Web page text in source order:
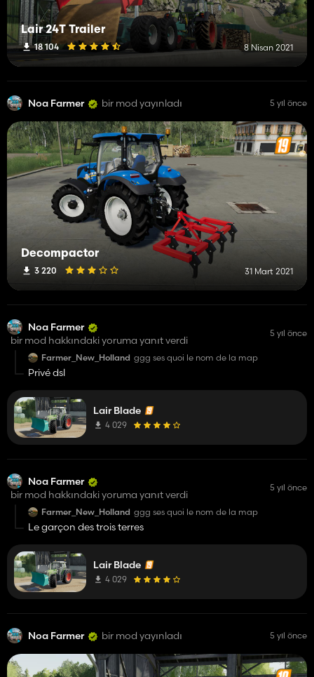
Lair 24T Trailer
18 104 8 Nisan 2021
Noa Farmer bir mod yayınladı 5 yıl önce
Decompactor
3 220 31 Mart 2021
Noa Farmer
bir mod hakkındaki yoruma yanıt verdi
5 yıl önce
Farmer_New_Holland ggg ses quoi le nom de la map
Privé dsl
Lair Blade
4 029
Noa Farmer
bir mod hakkındaki yoruma yanıt verdi
5 yıl önce
Farmer_New_Holland ggg ses quoi le nom de la map
Le garçon des trois terres
Lair Blade
4 029
Noa Farmer bir mod yayınladı 5 yıl önce